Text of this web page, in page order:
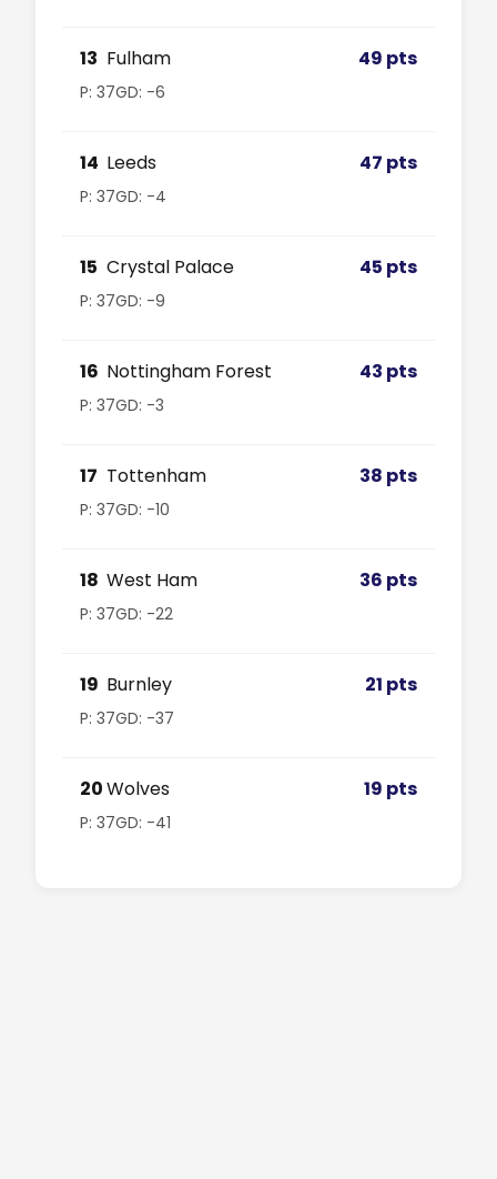
13 Fulham 49 pts
P: 37GD: -6
14 Leeds 47 pts
P: 37GD: -4
15 Crystal Palace 45 pts
P: 37GD: -9
16 Nottingham Forest 43 pts
P: 37GD: -3
17 Tottenham 38 pts
P: 37GD: -10
18 West Ham 36 pts
P: 37GD: -22
19 Burnley 21 pts
P: 37GD: -37
20Wolves 19 pts
P: 37GD: -41